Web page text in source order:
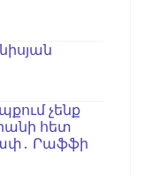
չենք
հետ
Րաֆֆի